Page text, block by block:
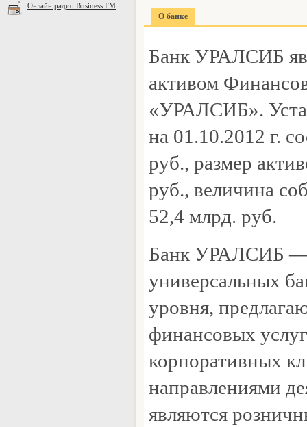
Онлайн радио Business FM
О банке
Банк УРАЛСИБ
активом
«УРАЛСИБ».
на 01.10.2012 г.
руб., размер
руб., величина
52,4 млрд. руб.
Банк УРАЛСИБ —
универсальных
уровня,
финансовых
корпоративных
направлениями
являются